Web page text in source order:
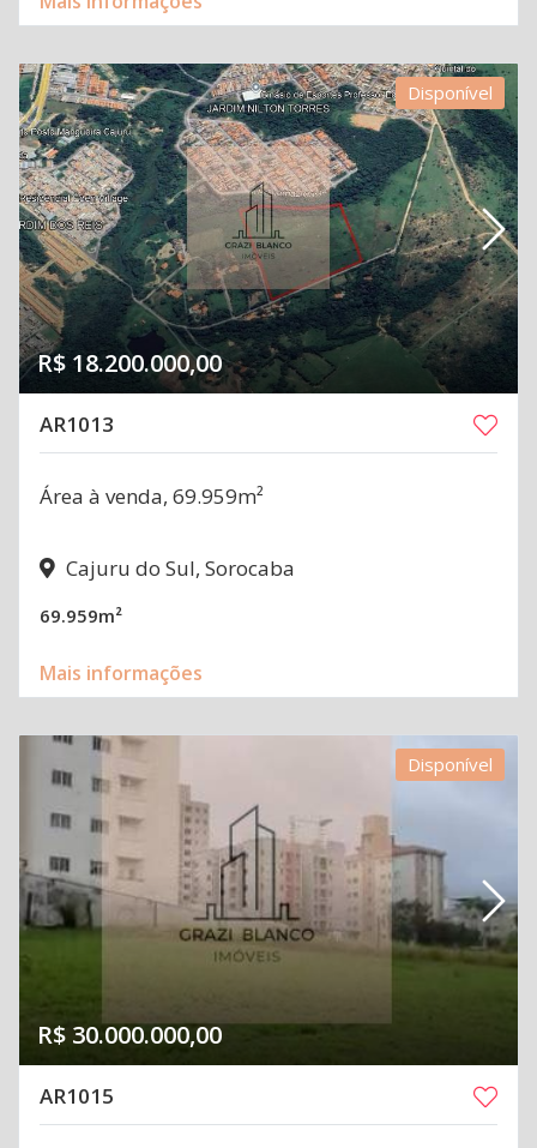
Disponível
R$ 18.200.000,00
AR1013
Área à venda, 69.959m²
Cajuru do Sul, Sorocaba
69.959m²
Mais informações
Disponível
R$ 30.000.000,00
AR1015